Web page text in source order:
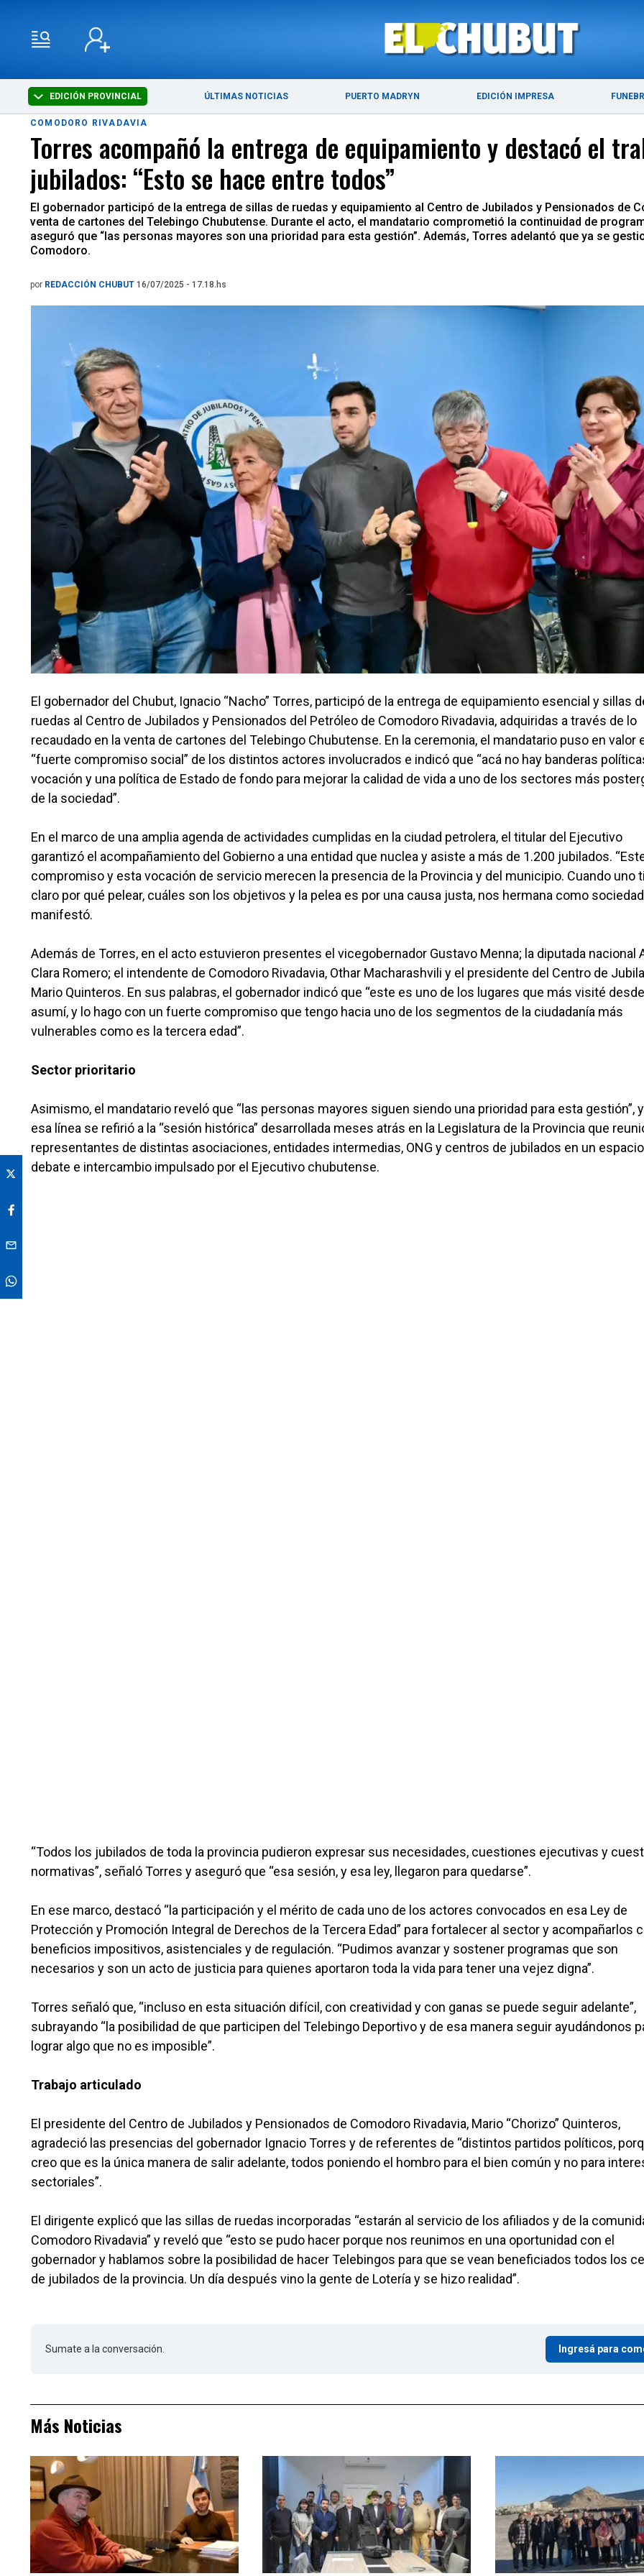
EDICIÓN PROVINCIAL ÚLTIMAS NOTICIAS PUERTO MADRYN EDICIÓN IMPRESA
ÚLTIMAS NOTICIAS PUERTO MADRYN
COMODORO RIVADAVIA
Torres acompañó la entrega de equipamiento y destacó el
jubilados: “Esto se hace entre todos”
El gobernador participó de la entrega de sillas de ruedas y equipamiento al Centro de Jubilados y Pensionados de
venta de cartones del Telebingo Chubutense. Durante el acto, el mandatario comprometió la continuidad de
aseguró que “las personas mayores son una prioridad para esta gestión”. Además, Torres adelantó que ya se
Comodoro.
por REDACCIÓN CHUBUT 16/07/2025 - 17.18.hs
El gobernador del Chubut, Ignacio “Nacho” Torres, participó de la entrega de equipamiento esencial y sillas
ruedas al Centro de Jubilados y Pensionados del Petróleo de Comodoro Rivadavia, adquiridas a través de lo
recaudado en la venta de cartones del Telebingo Chubutense. En la ceremonia, el mandatario puso en valor
“fuerte compromiso social” de los distintos actores involucrados e indicó que “acá no hay banderas
vocación y una política de Estado de fondo para mejorar la calidad de vida a uno de los sectores más
de la sociedad”.
En el marco de una amplia agenda de actividades cumplidas en la ciudad petrolera, el titular del Ejecutivo
garantizó el acompañamiento del Gobierno a una entidad que nuclea y asiste a más de 1.200 jubilados.
compromiso y esta vocación de servicio merecen la presencia de la Provincia y del municipio. Cuando uno
claro por qué pelear, cuáles son los objetivos y la pelea es por una causa justa, nos hermana como
manifestó.
Además de Torres, en el acto estuvieron presentes el vicegobernador Gustavo Menna; la diputada nacional
Clara Romero; el intendente de Comodoro Rivadavia, Othar Macharashvili y el presidente del Centro de
Mario Quinteros. En sus palabras, el gobernador indicó que “este es uno de los lugares que más visité
asumí, y lo hago con un fuerte compromiso que tengo hacia uno de los segmentos de la ciudadanía más
vulnerables como es la tercera edad”.
Sector prioritario
Asimismo, el mandatario reveló que “las personas mayores siguen siendo una prioridad para esta gestión”,
esa línea se refirió a la “sesión histórica” desarrollada meses atrás en la Legislatura de la Provincia que
representantes de distintas asociaciones, entidades intermedias, ONG y centros de jubilados en un
debate e intercambio impulsado por el Ejecutivo chubutense.
“Todos los jubilados de toda la provincia pudieron expresar sus necesidades, cuestiones ejecutivas y
normativas”, señaló Torres y aseguró que “esa sesión, y esa ley, llegaron para quedarse”.
En ese marco, destacó “la participación y el mérito de cada uno de los actores convocados en esa Ley de
Protección y Promoción Integral de Derechos de la Tercera Edad” para fortalecer al sector y acompañarlos
beneficios impositivos, asistenciales y de regulación. “Pudimos avanzar y sostener programas que son
necesarios y son un acto de justicia para quienes aportaron toda la vida para tener una vejez digna”.
Torres señaló que, “incluso en esta situación difícil, con creatividad y con ganas se puede seguir adelante”,
subrayando “la posibilidad de que participen del Telebingo Deportivo y de esa manera seguir ayudándonos
lograr algo que no es imposible”.
Trabajo articulado
El presidente del Centro de Jubilados y Pensionados de Comodoro Rivadavia, Mario “Chorizo” Quinteros,
agradeció las presencias del gobernador Ignacio Torres y de referentes de “distintos partidos políticos,
creo que es la única manera de salir adelante, todos poniendo el hombro para el bien común y no para
sectoriales”.
El dirigente explicó que las sillas de ruedas incorporadas “estarán al servicio de los afiliados y de la
Comodoro Rivadavia” y reveló que “esto se pudo hacer porque nos reunimos en una oportunidad con el
gobernador y hablamos sobre la posibilidad de hacer Telebingos para que se vean beneficiados todos los
de jubilados de la provincia. Un día después vino la gente de Lotería y se hizo realidad”.
Sumate a la conversación. Ingresá para
Más Noticias